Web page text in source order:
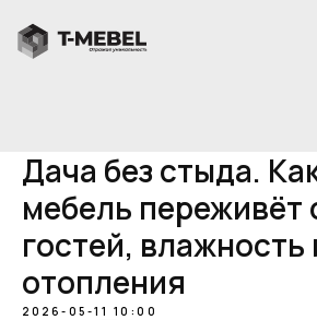
Дача без стыда.
мебель переживёт
гостей, влажность
отопления
2026-05-11 10:00